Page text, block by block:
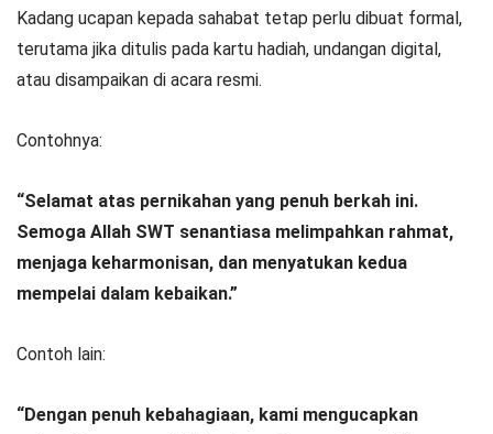
Kadang ucapan kepada sahabat tetap perlu dibuat formal,
terutama jika ditulis pada kartu hadiah, undangan digital,
atau disampaikan di acara resmi.
Contohnya:
“Selamat atas pernikahan yang penuh berkah ini.
Semoga Allah SWT senantiasa melimpahkan rahmat,
menjaga keharmonisan, dan menyatukan kedua
mempelai dalam kebaikan.”
Contoh lain:
“Dengan penuh kebahagiaan, kami mengucapkan